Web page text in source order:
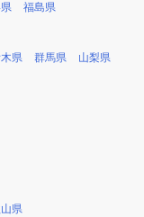
福島県
県 群馬県 山梨県
県